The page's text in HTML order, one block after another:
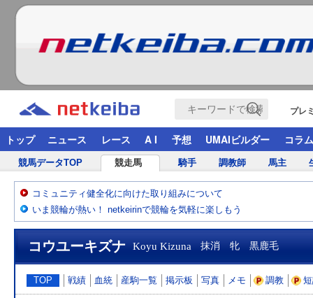
プレ
トップ ニュース レース A I 予想 UMAIビルダー コラム
競馬データTOP 競走馬 騎手 調教師 馬主
コミュニティ健全化に向けた取り組みについて
いま競輪が熱い！ netkeirinで競輪を気軽に楽しもう
コウユーキズナ Koyu Kizuna 抹消 牝 黒鹿毛
TOP 戦績 血統 産駒一覧 掲示板 写真 メモ 調教